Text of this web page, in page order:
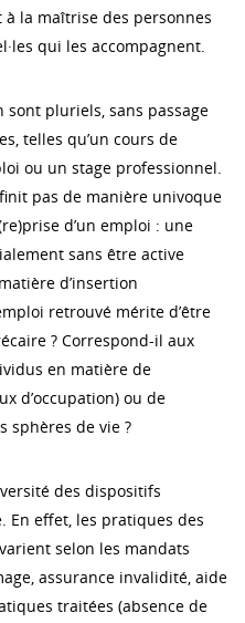
la maîtrise des personnes
qui les accompagnent.
sont pluriels, sans passage
telles qu’un cours de
ou un stage professionnel.
pas de manière univoque
d’un emploi : une
sans être active
d’insertion
retrouvé mérite d’être
? Correspond-il aux
en matière de
d’occupation) ou de
sphères de vie ?
des dispositifs
En effet, les pratiques des
selon les mandats
assurance invalidité, aide
traitées (absence de